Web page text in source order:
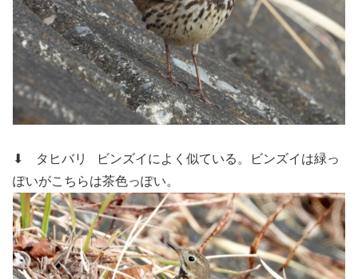
⬇ タヒバリ
ビンズイによく似ている。ビンズイは緑っ
ぽいがこちらは茶色っぽい。